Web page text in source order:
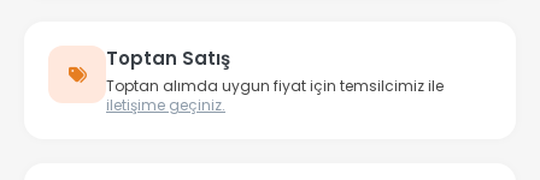
Toptan Satış
Toptan alımda uygun fiyat için temsilcimiz ile
iletişime geçiniz.